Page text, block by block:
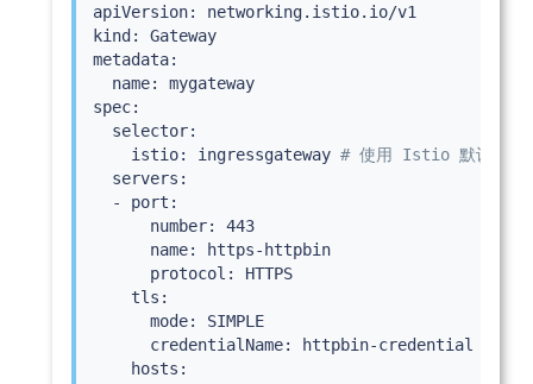
apiVersion: networking.istio.io/v1
kind: Gateway
metadata:
  name: mygateway
spec:
  selector:
    istio: ingressgateway
# 使用 Istio 默认入口
  servers:
  - port:
      number: 443
      name: https-httpbin
      protocol: HTTPS
    tls:
      mode: SIMPLE
      credentialName: httpbin-credential
    hosts: